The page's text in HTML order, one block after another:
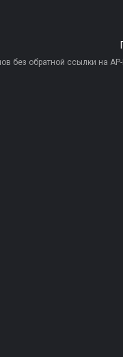
без обратной ссылки на